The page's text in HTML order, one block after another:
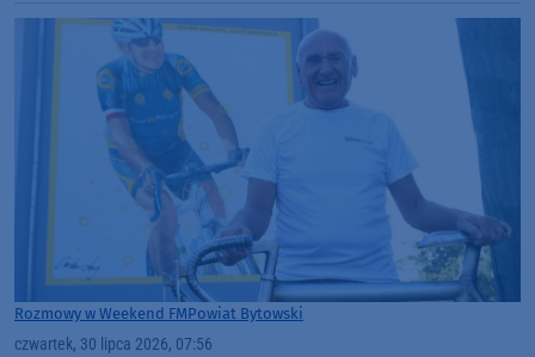
Rozmowy w Weekend FMPowiat Bytowski
czwartek, 30 lipca 2026, 07:56